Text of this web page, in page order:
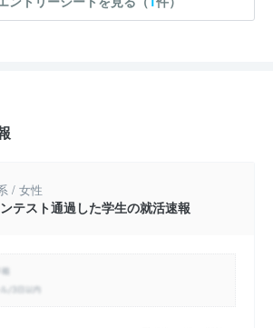
/ 女性
テスト通過した学生の就活速報